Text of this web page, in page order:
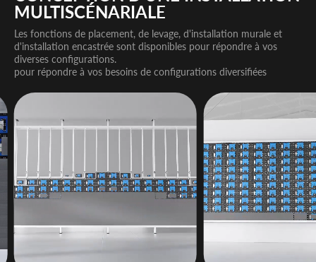
MULTISCÉNARIALE
Les fonctions de placement, de levage, d'installation murale et
d'installation encastrée sont disponibles pour répondre à vos
diverses configurations.
pour répondre à vos besoins de configurations diversifiées